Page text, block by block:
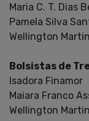
Maria C. T. Dias
Pamela Silva
Wellington
Bolsistas de
Isadora Finamor
Maiara Franco
Wellington